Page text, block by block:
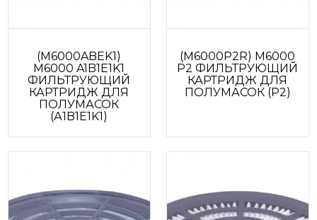
(M6000ABEK1)
M6000 A1B1E1K1
ФИЛЬТРУЮЩИЙ
КАРТРИДЖ ДЛЯ
ПОЛУМАСОК
(А1B1E1K1)
(M6000P2R) M6000
P2 ФИЛЬТРУЮЩИЙ
КАРТРИДЖ ДЛЯ
ПОЛУМАСОК (P2)